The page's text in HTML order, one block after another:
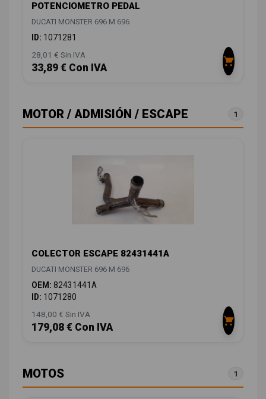
POTENCIOMETRO PEDAL
DUCATI MONSTER 696 M 696
ID: 1071281
28,01 € Sin IVA
33,89 € Con IVA
MOTOR / ADMISIÓN / ESCAPE 1
COLECTOR ESCAPE 82431441A
DUCATI MONSTER 696 M 696
OEM: 82431441A
ID: 1071280
148,00 € Sin IVA
179,08 € Con IVA
MOTOS 1